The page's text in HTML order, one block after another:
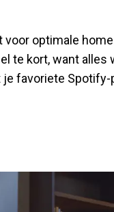
voor optimale
te kort, want alles
favoriete